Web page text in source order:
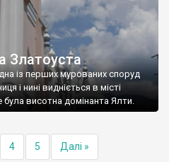
Златоуста
із перших мурованих споруд
і нині видніється в місті
висотна домінанта Ялти.
4 5 Далі »